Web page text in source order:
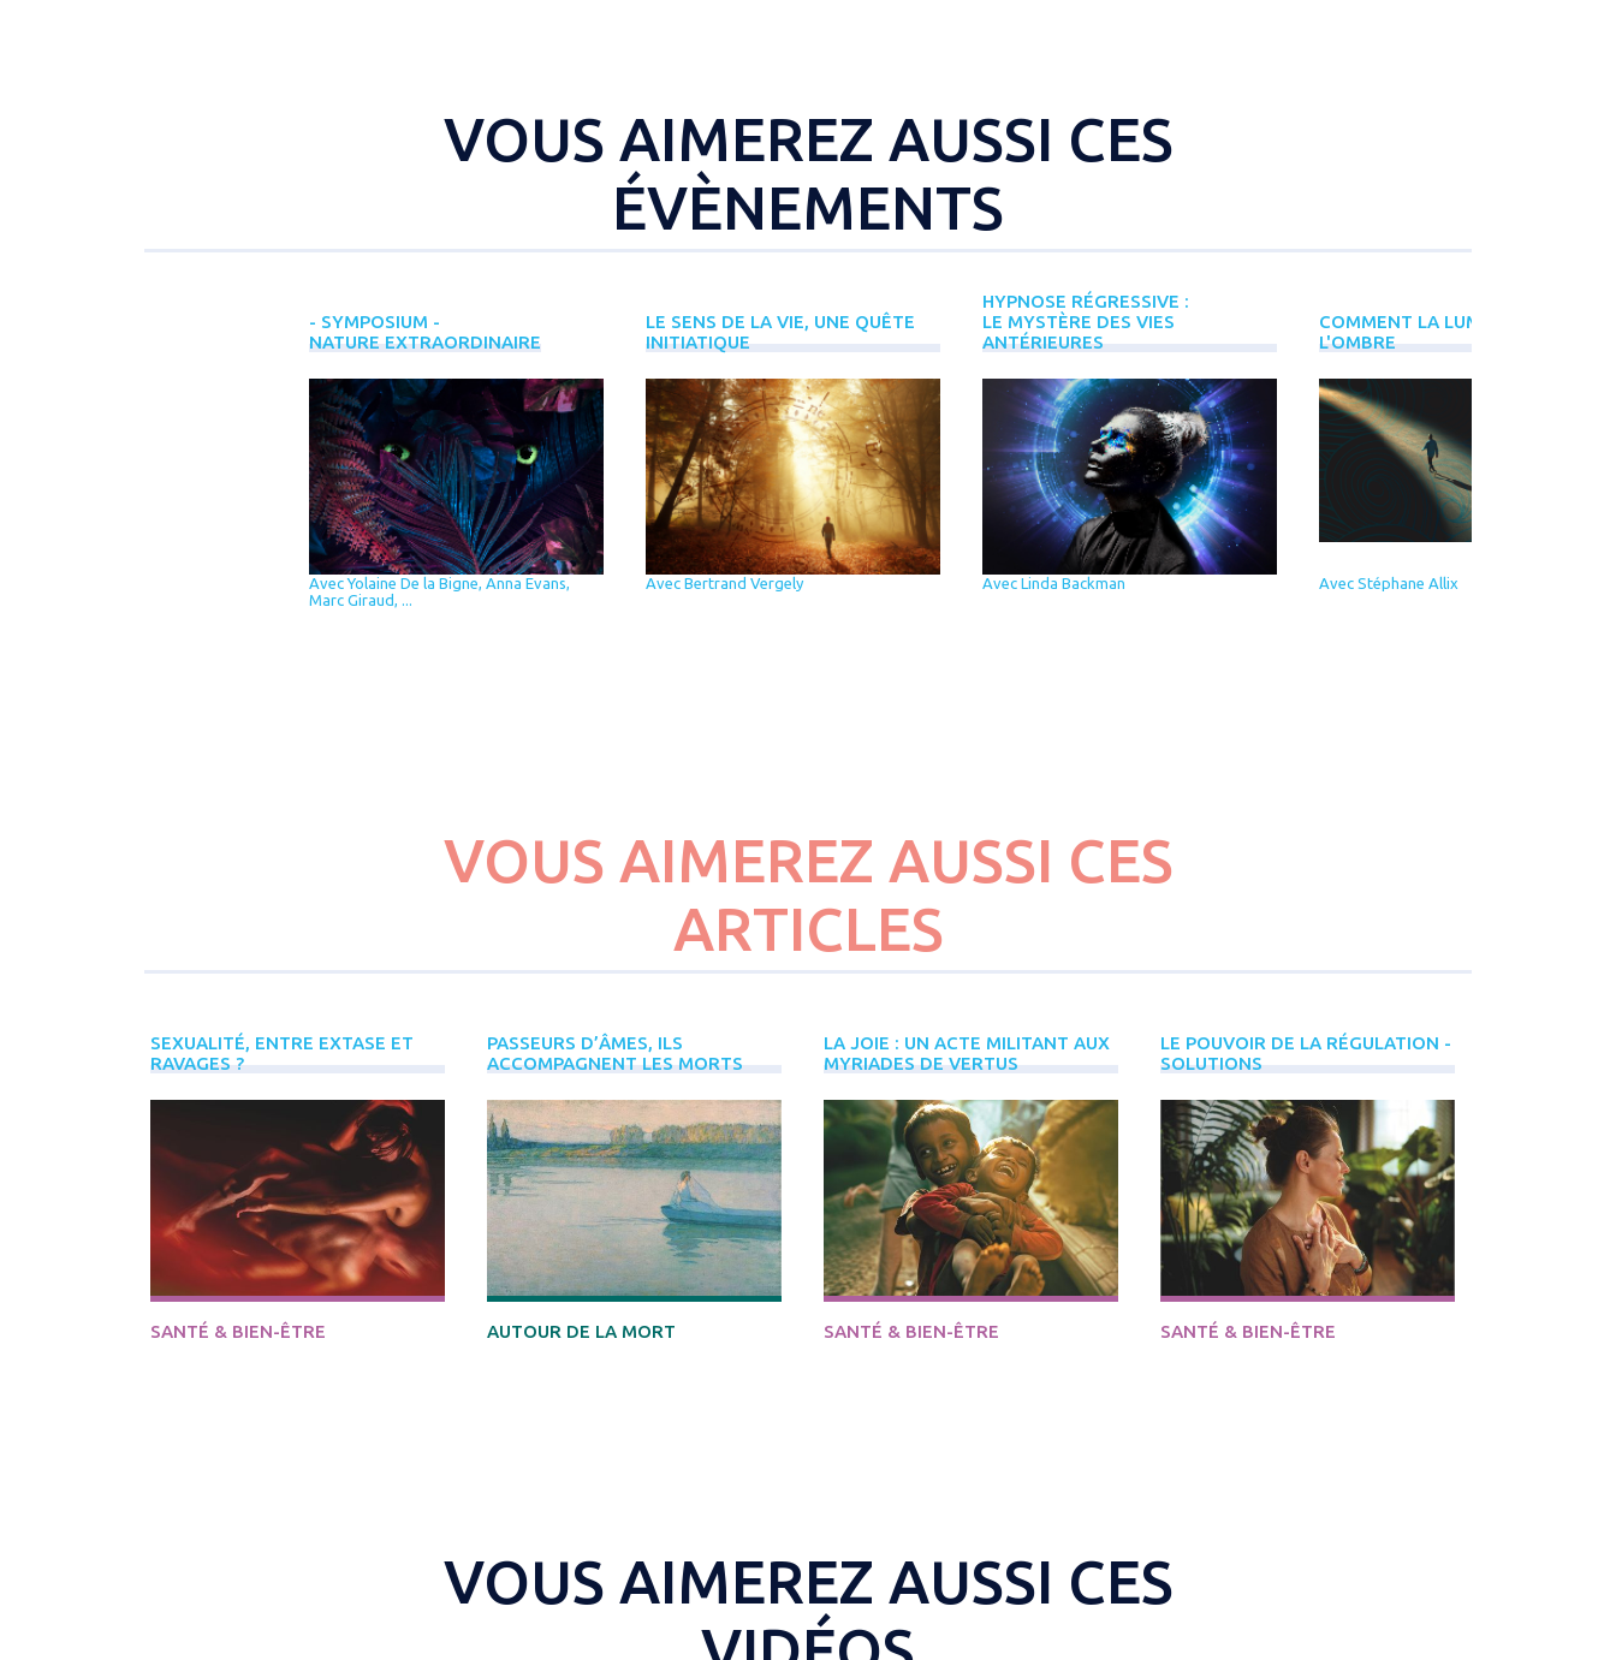
VOUS AIMEREZ AUSSI CES
ÉVÈNEMENTS
- SYMPOSIUM -
NATURE EXTRAORDINAIRE
Avec Yolaine De la Bigne, Anna Evans,
Marc Giraud, ...
LE SENS DE LA VIE, UNE QUÊTE
INITIATIQUE
Avec Bertrand Vergely
HYPNOSE RÉGRESSIVE :
LE MYSTÈRE DES VIES
ANTÉRIEURES
Avec Linda Backman
COMMENT LA LUMIÈRE NAÎT DE
L'OMBRE
Avec Stéphane Allix
PAS...
D'ÉVÈNEMENTS
DÉCOUVRIR
VOUS AIMEREZ AUSSI CES
ARTICLES
SEXUALITÉ, ENTRE EXTASE ET
RAVAGES ?
SANTÉ & BIEN-ÊTRE
PASSEURS D’ÂMES, ILS
ACCOMPAGNENT LES MORTS
AUTOUR DE LA MORT
LA JOIE : UN ACTE MILITANT AUX
MYRIADES DE VERTUS
SANTÉ & BIEN-ÊTRE
LE POUVOIR DE LA RÉGULATION -
SOLUTIONS
SANTÉ & BIEN-ÊTRE
VOUS AIMEREZ AUSSI CES